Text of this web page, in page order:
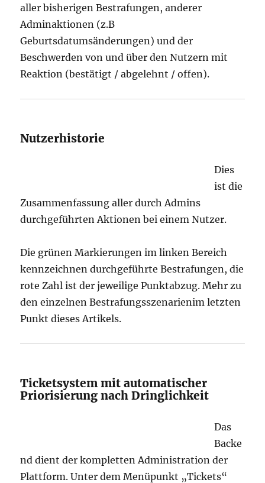
aller bisherigen Bestrafungen, anderer
Adminaktionen (z.B
Geburtsdatumsänderungen) und der
Beschwerden von und über den Nutzern mit
Reaktion (bestätigt / abgelehnt / offen).
Nutzerhistorie
Dies
ist die
Zusammenfassung aller durch Admins
durchgeführten Aktionen bei einem Nutzer.
Die grünen Markierungen im linken Bereich
kennzeichnen durchgeführte Bestrafungen, die
rote Zahl ist der jeweilige Punktabzug. Mehr zu
den einzelnen Bestrafungsszenarienim letzten
Punkt dieses Artikels.
Ticketsystem mit automatischer
Priorisierung nach Dringlichkeit
Das
Backe
nd dient der kompletten Administration der
Plattform. Unter dem Menüpunkt „Tickets“